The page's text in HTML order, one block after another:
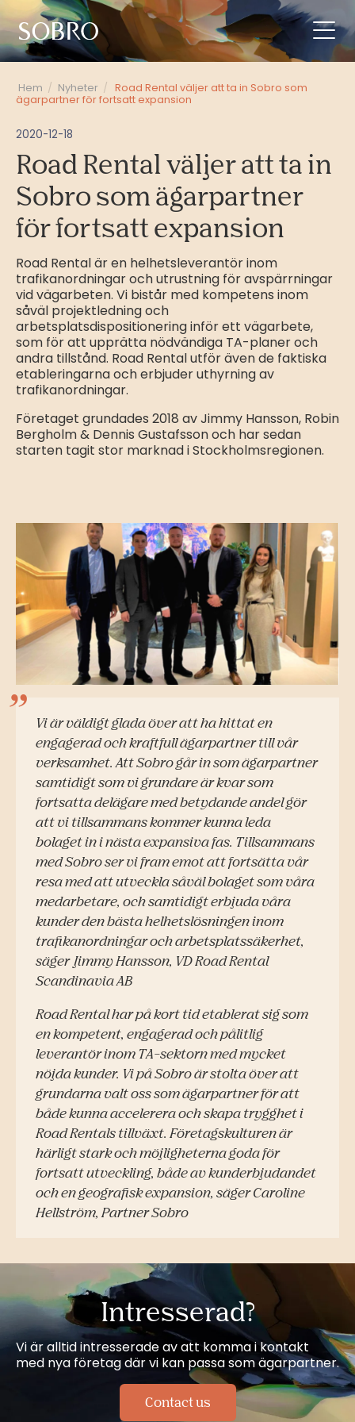
Hem / Nyheter / Road Rental väljer att ta in Sobro som
ägarpartner för fortsatt expansion
2020-12-18
Road Rental väljer att ta in
Sobro som ägarpartner
för fortsatt expansion
Road Rental är en helhetsleverantör inom
trafikanordningar och utrustning för avspärrningar
vid vägarbeten. Vi bistår med kompetens inom
såväl projektledning och
arbetsplatsdispositionering inför ett vägarbete,
som för att upprätta nödvändiga TA-planer och
andra tillstånd. Road Rental utför även de faktiska
etableringarna och erbjuder uthyrning av
trafikanordningar.
Företaget grundades 2018 av Jimmy Hansson, Robin
Bergholm & Dennis Gustafsson och har sedan
starten tagit stor marknad i Stockholmsregionen.
Vi är väldigt glada över att ha hittat en
engagerad och kraftfull ägarpartner till vår
verksamhet. Att Sobro går in som ägarpartner
samtidigt som vi grundare är kvar som
fortsatta delägare med betydande andel gör
att vi tillsammans kommer kunna leda
bolaget in i nästa expansiva fas. Tillsammans
med Sobro ser vi fram emot att fortsätta vår
resa med att utveckla såväl bolaget som våra
medarbetare, och samtidigt erbjuda våra
kunder den bästa helhetslösningen inom
trafikanordningar och arbetsplatssäkerhet,
säger Jimmy Hansson, VD Road Rental
Scandinavia AB
Road Rental har på kort tid etablerat sig som
en kompetent, engagerad och pålitlig
leverantör inom TA-sektorn med mycket
nöjda kunder. Vi på Sobro är stolta över att
grundarna valt oss som ägarpartner för att
både kunna accelerera och skapa trygghet i
Road Rentals tillväxt. Företagskulturen är
härligt stark och möjligheterna goda för
fortsatt utveckling, både av kunderbjudandet
och en geografisk expansion, säger Caroline
Hellström, Partner Sobro
Intresserad?
Vi är alltid intresserade av att komma i kontakt
med nya företag där vi kan passa som ägarpartner.
Contact us